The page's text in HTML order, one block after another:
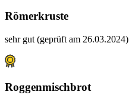
Römerkruste
sehr gut (geprüft am 26.03.2024)
Roggenmischbrot